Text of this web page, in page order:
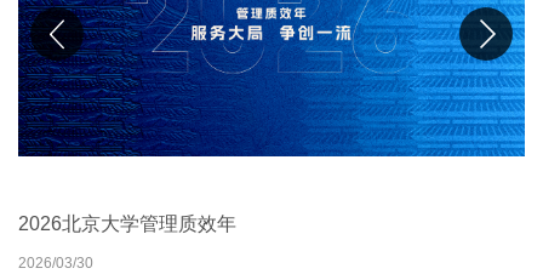
北京大学扎实开展树立和践行正确政绩观学习教育
2026/02/27
2026北京大学管理质效年
2026/03/30
北京大学深入学习贯彻党的二十届四中全会精神
2025/10/24
聚焦2026全国两会
2026/03/06